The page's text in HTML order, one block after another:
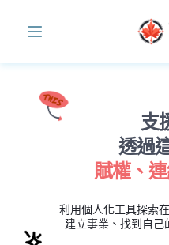
支
透過
賦權、
利用個人化工具探索
建立事業、找到自己